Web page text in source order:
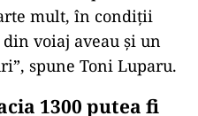
mult, în condiţii
voiaj aveau şi un
spune Toni Luparu.
1300 putea fi